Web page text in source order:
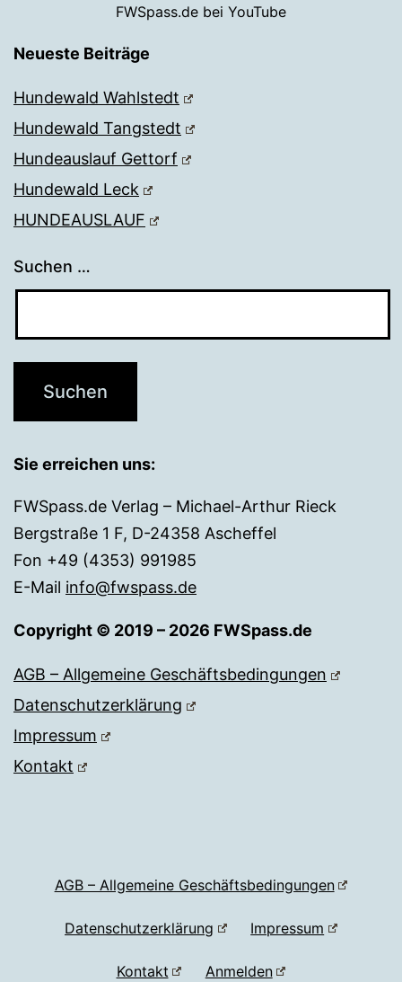
FWSpass.de bei YouTube
Neueste Beiträge
Hundewald Wahlstedt
Hundewald Tangstedt
Hundeauslauf Gettorf
Hundewald Leck
HUNDEAUSLAUF
Suchen …
Sie erreichen uns:
FWSpass.de Verlag – Michael-Arthur Rieck
Bergstraße 1 F, D-24358 Ascheffel
Fon +49 (4353) 991985
E-Mail info@fwspass.de
Copyright © 2019 – 2026 FWSpass.de
AGB – Allgemeine Geschäftsbedingungen
Datenschutzerklärung
Impressum
Kontakt
AGB – Allgemeine Geschäftsbedingungen
Datenschutzerklärung Impressum
Kontakt Anmelden